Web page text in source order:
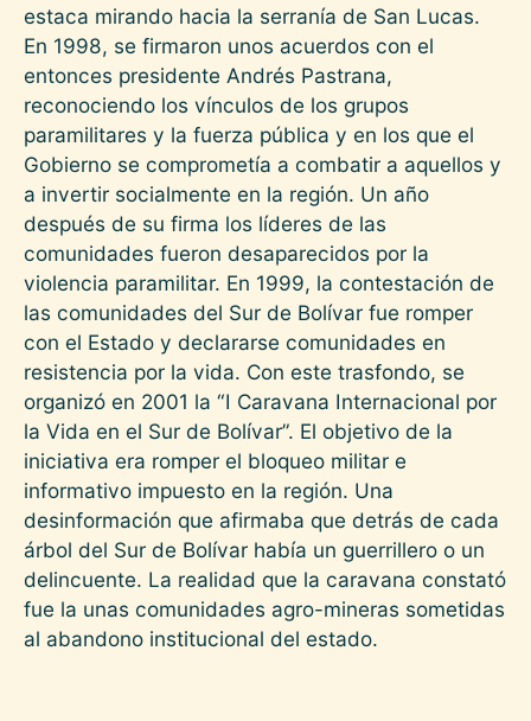
estaca mirando hacia la serranía de San Lucas.
En 1998, se firmaron unos acuerdos con el
entonces presidente Andrés Pastrana,
reconociendo los vínculos de los grupos
paramilitares y la fuerza pública y en los que el
Gobierno se comprometía a combatir a aquellos y
a invertir socialmente en la región. Un año
después de su firma los líderes de las
comunidades fueron desaparecidos por la
violencia paramilitar. En 1999, la contestación de
las comunidades del Sur de Bolívar fue romper
con el Estado y declararse comunidades en
resistencia por la vida. Con este trasfondo, se
organizó en 2001 la “I Caravana Internacional por
la Vida en el Sur de Bolívar”. El objetivo de la
iniciativa era romper el bloqueo militar e
informativo impuesto en la región. Una
desinformación que afirmaba que detrás de cada
árbol del Sur de Bolívar había un guerrillero o un
delincuente. La realidad que la caravana constató
fue la unas comunidades agro-mineras sometidas
al abandono institucional del estado.